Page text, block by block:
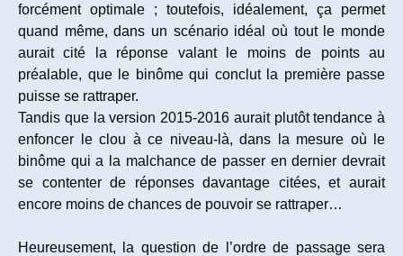
forcément optimale ; toutefois, idéalement, ça permet
quand même, dans un scénario idéal où tout le monde
aurait cité la réponse valant le moins de points au
préalable, que le binôme qui conclut la première passe
puisse se rattraper.
Tandis que la version 2015-2016 aurait plutôt tendance à
enfoncer le clou à ce niveau-là, dans la mesure où le
binôme qui a la malchance de passer en dernier devrait
se contenter de réponses davantage citées, et aurait
encore moins de chances de pouvoir se rattraper…
Heureusement, la question de l’ordre de passage sera